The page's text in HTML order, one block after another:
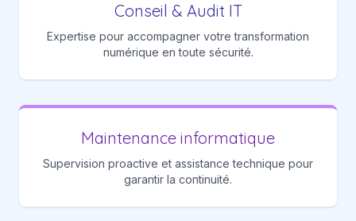
Conseil & Audit IT
Expertise pour accompagner votre transformation
numérique en toute sécurité.
Maintenance informatique
Supervision proactive et assistance technique pour
garantir la continuité.